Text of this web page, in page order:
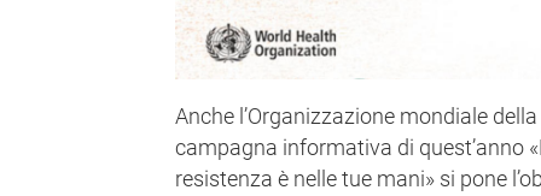
Anche l’Organizzazione mondiale
campagna informativa di quest’anno
resistenza è nelle tue mani» si pone